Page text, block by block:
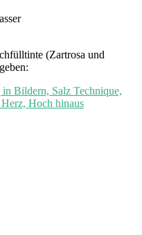
(Zartrosa und